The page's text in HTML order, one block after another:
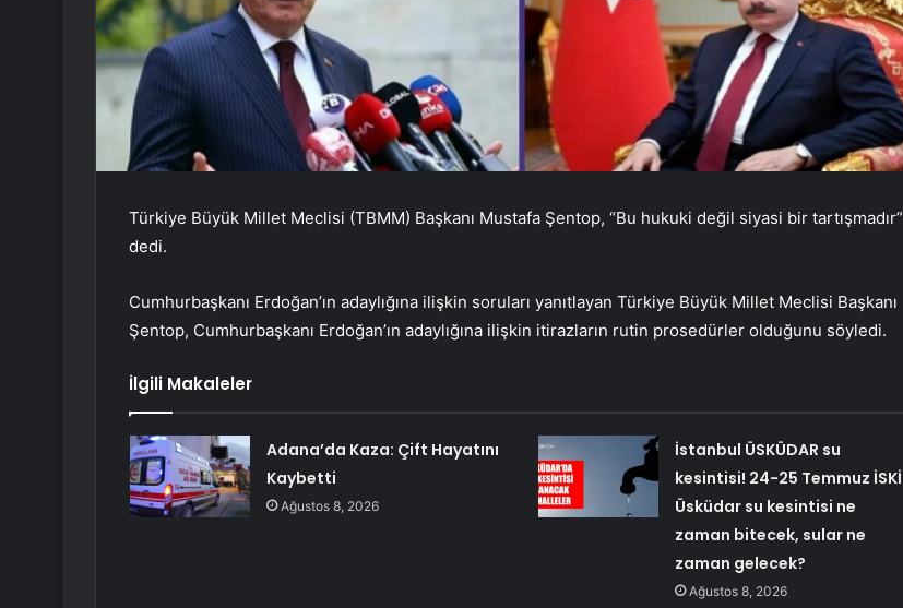
Türkiye Büyük Millet Meclisi (TBMM) Başkanı Mustafa Şentop, “Bu hukuki değil siyasi bir tartışmadır”
dedi.
Cumhurbaşkanı Erdoğan’ın adaylığına ilişkin soruları yanıtlayan Türkiye Büyük Millet Meclisi Başkanı
Şentop, Cumhurbaşkanı Erdoğan’ın adaylığına ilişkin itirazların rutin prosedürler olduğunu söyledi.
İlgili Makaleler
Adana’da Kaza: Çift Hayatını
Kaybetti
Ağustos 8, 2026
İstanbul ÜSKÜDAR su
kesintisi! 24-25 Temmuz İSKİ
Üsküdar su kesintisi ne
zaman bitecek, sular ne
zaman gelecek?
Ağustos 8, 2026